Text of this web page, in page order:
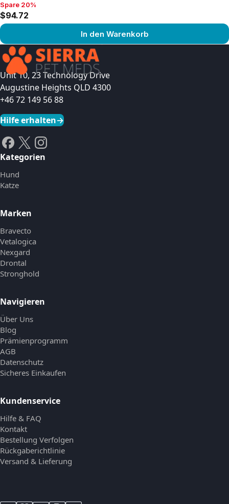
Spare 20%, $94.72
Spare 20%
$94.72
In den Warenkorb
Produkt ansehen
Unit 10, 23 Technology Drive
Augustine Heights QLD 4300
+46 72 149 56 88
Hilfe erhalten→
Kategorien
Hund
Katze
Marken
Bravecto
Vetalogica
Nexgard
Drontal
Stronghold
Navigieren
Über Uns
Blog
Prämienprogramm
AGB
Datenschutz
Sicheres Einkaufen
Kundenservice
Hilfe & FAQ
Kontakt
Bestellung Verfolgen
Rückgaberichtlinie
Versand & Lieferung